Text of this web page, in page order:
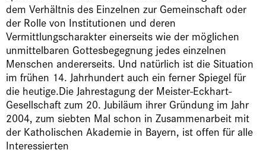
dem Verhältnis des Einzelnen zur Gemeinschaft oder
der Rolle von Institutionen und deren
Vermittlungscharakter einerseits wie der möglichen
unmittelbaren Gottesbegegnung jedes einzelnen
Menschen andererseits. Und natürlich ist die Situation
im frühen 14. Jahrhundert auch ein ferner Spiegel für
die heutige.Die Jahrestagung der Meister-Eckhart-
Gesellschaft zum 20. Jubiläum ihrer Gründung im Jahr
2004, zum siebten Mal schon in Zusammenarbeit mit
der Katholischen Akademie in Bayern, ist offen für alle
Interessierten